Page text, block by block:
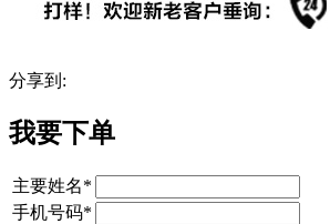
分享到:
我要下单
主要姓名*
手机号码*